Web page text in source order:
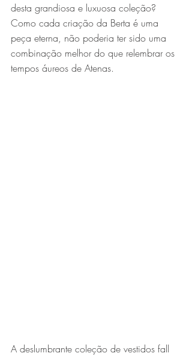
desta grandiosa e luxuosa coleção?
Como cada criação da Berta é uma
peça eterna, não poderia ter sido uma
combinação melhor do que relembrar os
tempos áureos de Atenas.
A deslumbrante coleção de vestidos fall